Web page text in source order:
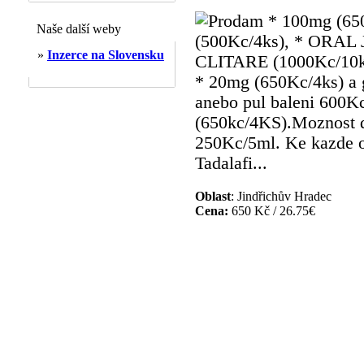
Naše další weby
» Inzerce na Slovensku
Prodam * 100mg
(500Kc/4ks), * ORAL
CLITARE (1000Kc/
* 20mg (650Kc/4ks) a
anebo pul baleni
(650kc/4KS).Moznost
250Kc/5ml. Ke kazde
Tadalafi...
Oblast: Jindřichův Hradec
Cena: 650 Kč / 26.75€